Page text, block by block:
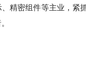
、精密组件等主业，